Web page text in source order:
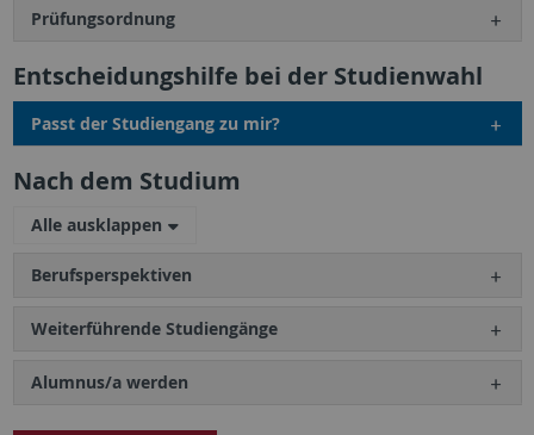
Prüfungsordnung
Entscheidungshilfe bei der Studienwahl
Passt der Studiengang zu mir?
Nach dem Studium
Alle ausklappen
Berufsperspektiven
Weiterführende Studiengänge
Alumnus/a werden